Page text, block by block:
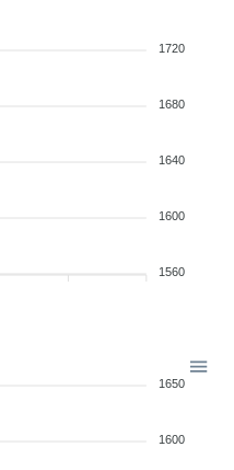
1720
1680
1640
1600
1560
1650
1600